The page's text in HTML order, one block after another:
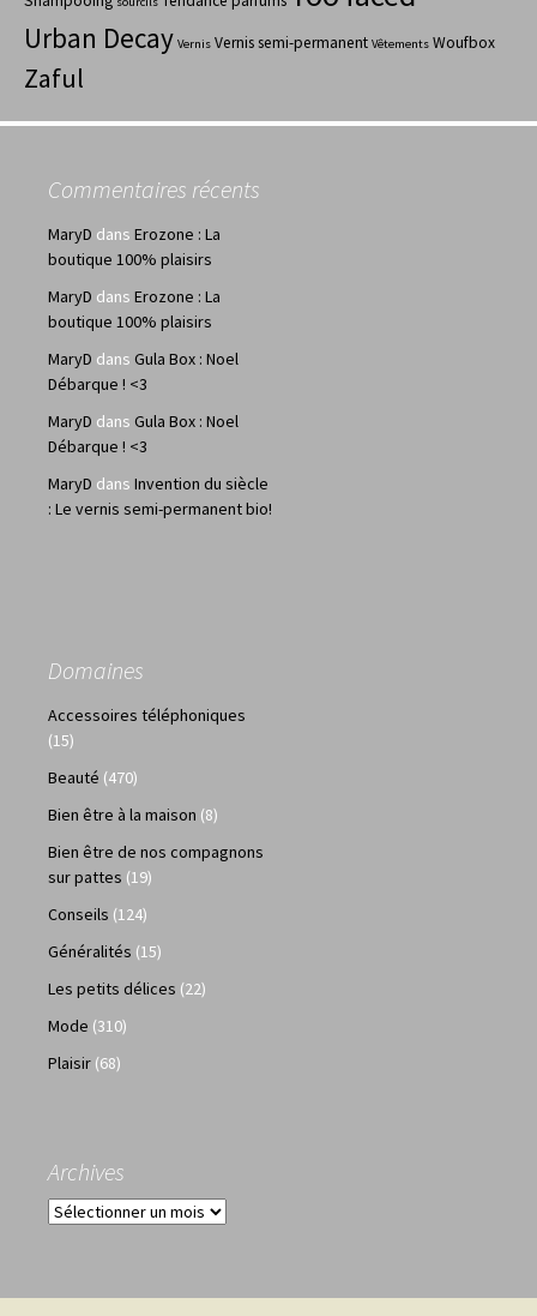
Urban Decay Vernis Vernis semi-permanent Vêtements Woufbox
Zaful
Commentaires récents
MaryD dans Erozone : La
boutique 100% plaisirs
MaryD dans Erozone : La
boutique 100% plaisirs
MaryD dans Gula Box : Noel
Débarque ! <3
MaryD dans Gula Box : Noel
Débarque ! <3
MaryD dans Invention du siècle
: Le vernis semi-permanent bio!
Domaines
Accessoires téléphoniques
(15)
Beauté (470)
Bien être à la maison (8)
Bien être de nos compagnons
sur pattes (19)
Conseils (124)
Généralités (15)
Les petits délices (22)
Mode (310)
Plaisir (68)
Archives
Archives